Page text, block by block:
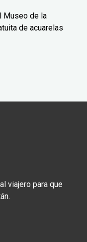
Museo de la
de acuarelas
viajero para que